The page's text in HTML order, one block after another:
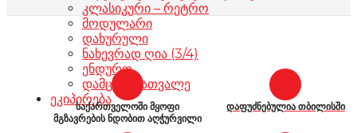
კლასიკური – რეტრო
მოდულარი
დახურული
ნახევრად ღია (3/4)
ენდურო
დამცავი სათვალე
ეკიპირება
საქართველოში მყოფი
მგზავრების ნდობით აღჭურვილი
დაფუძნებულია თბილისში